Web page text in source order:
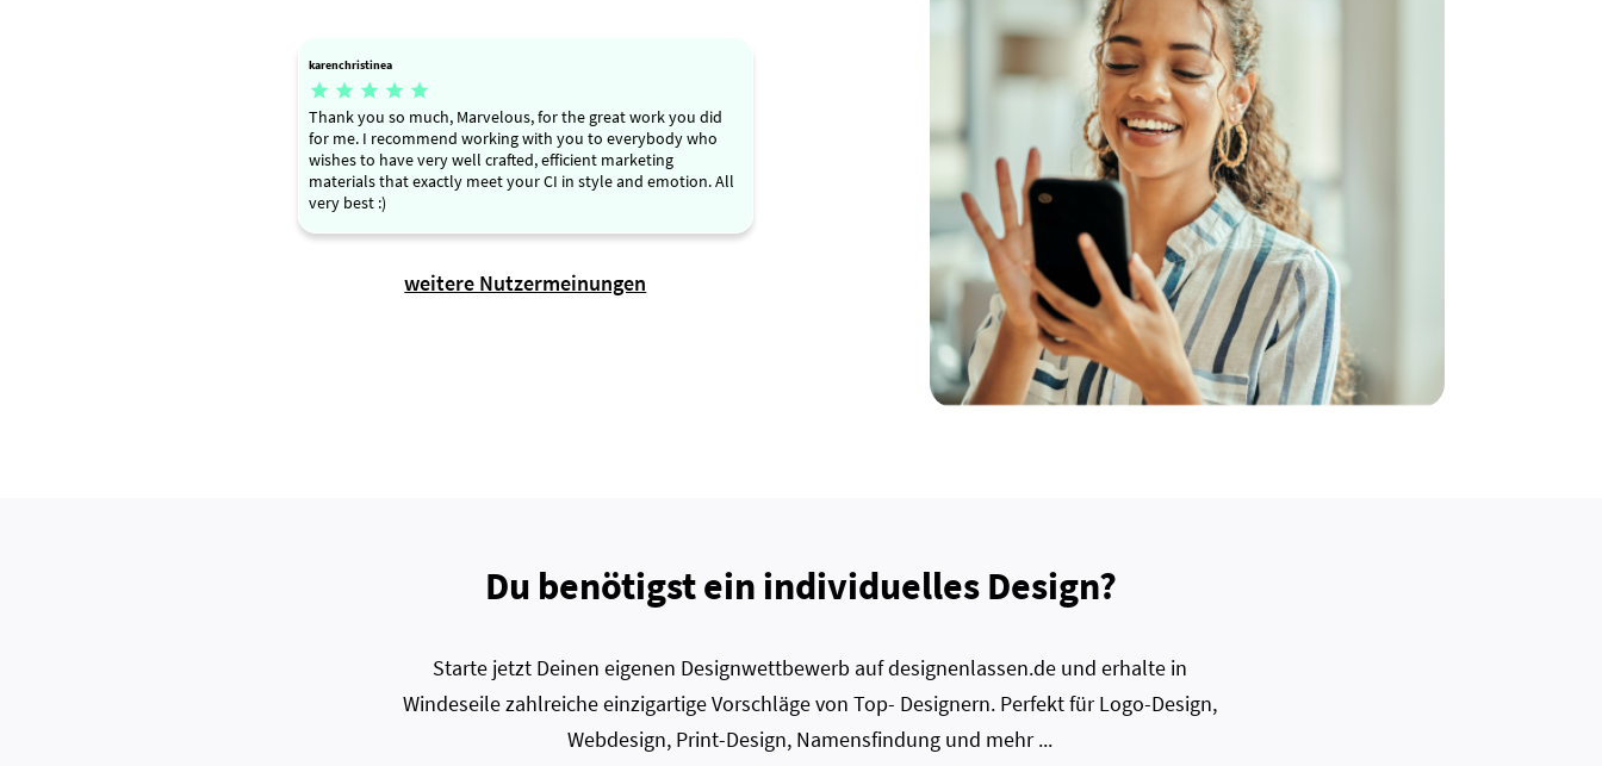
karenchristinea
    
Thank you so much, Marvelous, for the great work you did
for me. I recommend working with you to everybody who
wishes to have very well crafted, efficient marketing
materials that exactly meet your CI in style and emotion. All
very best :)
weitere Nutzermeinungen
Du benötigst ein individuelles Design?
Starte jetzt Deinen eigenen Designwettbewerb auf designenlassen.de und erhalte in
Windeseile zahlreiche einzigartige Vorschläge von Top- Designern. Perfekt für Logo-Design,
Webdesign, Print-Design, Namensfindung und mehr ...